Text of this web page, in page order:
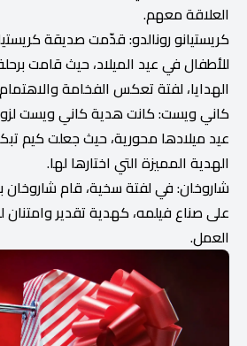
العلاقة معهم.
كريستيانو رونالدو: قدّمت صديقة
للأطفال في عيد الميلاد، حيث قامت
الهدايا، لفتة تعكس الفخامة
كاني ويست: كانت هدية كاني ويست
عيد ميلادها محورية، حيث جعلت كيم
الهدية المميزة التي اختارها لها.
شاروخان: في لفتة سخية، قام شاروخان
على صناع فيلمه، كهدية تقدير
العمل.